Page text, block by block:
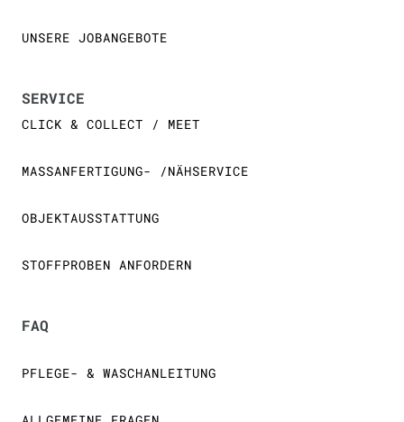
UNSERE JOBANGEBOTE
SERVICE
CLICK & COLLECT / MEET
MASSANFERTIGUNG- /NÄHSERVICE
OBJEKTAUSSTATTUNG
STOFFPROBEN ANFORDERN
FAQ
PFLEGE- & WASCHANLEITUNG